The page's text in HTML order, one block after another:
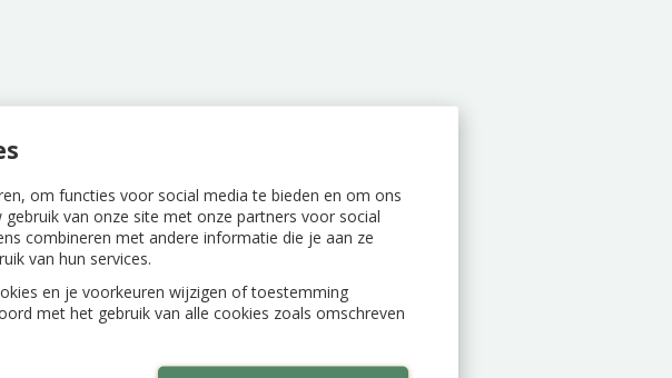
om functies voor social media te bieden en om ons
van onze site met onze partners voor social
combineren met andere informatie die je aan ze
van hun services.
en je voorkeuren wijzigen of toestemming
met het gebruik van alle cookies zoals omschreven